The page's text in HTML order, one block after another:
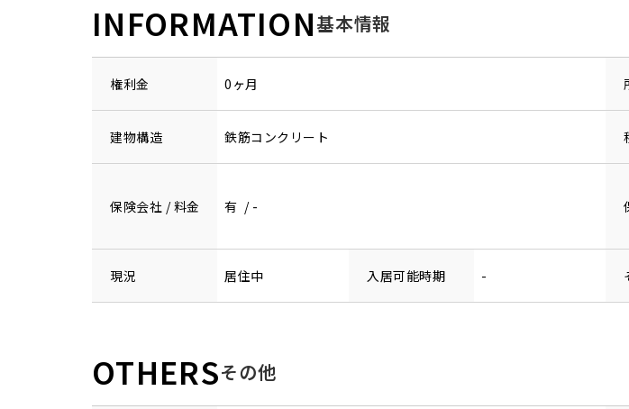
INFORMATION基本情報
権利金 0ヶ月
建物構造 鉄筋コンクリート
保険会社 / 料金 有 / -
現況 居住中 入居可能時期 -
OTHERSその他